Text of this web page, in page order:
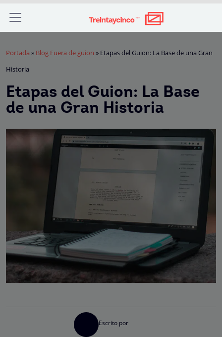
Portada » Blog Fuera de guion » Etapas del Guion: La Base de una Gran
Historia
Etapas del Guion: La Base
de una Gran Historia
Escrito por